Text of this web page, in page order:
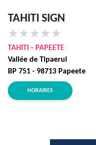
TAHITI SIGN
★ ★ ★ ★ ★
TAHITI - PAPEETE
Vallée de Tipaerui
BP 751 - 98713 Papeete
HORAIRES